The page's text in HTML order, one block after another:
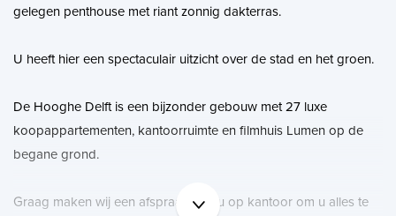
gelegen penthouse met riant zonnig dakterras.
U heeft hier een spectaculair uitzicht over de stad en het groen.
De Hooghe Delft is een bijzonder gebouw met 27 luxe
koopappartementen, kantoorruimte en filmhuis Lumen op de
begane grond.
Graag maken wij een afspraak met u op kantoor om u alles te